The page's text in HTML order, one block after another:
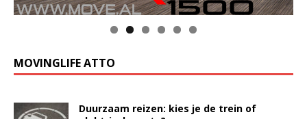
MOVINGLIFE ATTO
Duurzaam reizen: kies je de trein of